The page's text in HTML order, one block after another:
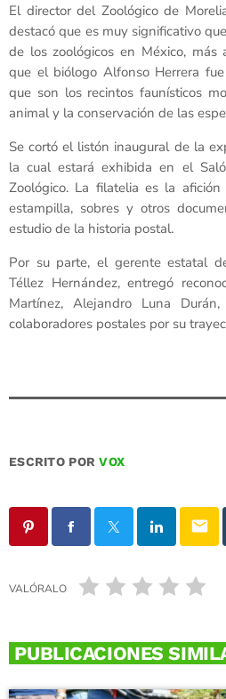
El director del Zoológico de
destacó que es muy significativo
de los zoológicos en México, más
que el biólogo Alfonso Herrera
que son los recintos faunísticos
animal y la conservación de las
Se cortó el listón inaugural de la
la cual estará exhibida en el
Zoológico. La filatelia es la
estampilla, sobres y otros
estudio de la historia postal.
Por su parte, el gerente estatal
Téllez Hernández, entregó
Martínez, Alejandro Luna
colaboradores postales por su
ESCRITO PORVOX
email
VALÓRALO
PUBLICACIONES